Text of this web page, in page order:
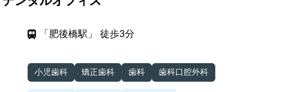
「肥後橋駅」 徒歩3分
小児歯科 矯正歯科 歯科 歯科口腔外科